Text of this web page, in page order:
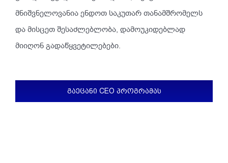
მნიშვნელოვანია ენდოთ საკუთარ თანამშრომელს
და მისცეთ შესაძლებლობა, დამოუკიდებლად
მიიღონ გადაწყვეტილებები.
ᲒᲐᲔᲪᲐᲜᲘ CEO ᲞᲠᲝᲒᲠᲐᲛᲐᲡ